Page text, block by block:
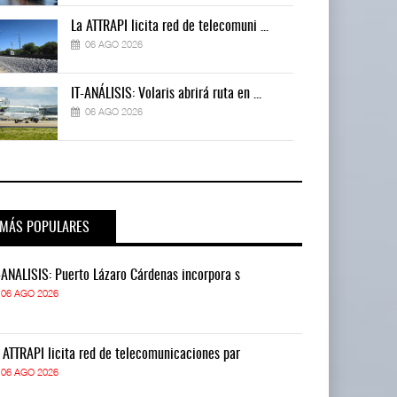
La ATTRAPI licita red de telecomuni ...
06 AGO 2026
IT-ANÁLISIS: Volaris abrirá ruta en ...
06 AGO 2026
MÁS POPULARES
ANÁLISIS: Puerto Lázaro Cárdenas incorpora s
06 AGO 2026
ATTRAPI licita red de telecomunicaciones par
06 AGO 2026